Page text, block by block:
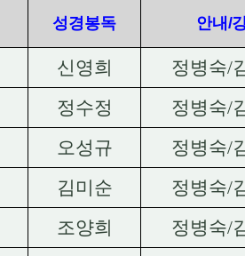
성경봉독 안내 /
신영희 정병숙/
정수정 정병숙/
오성규 정병숙/
김미순 정병숙/
조양희 정병숙/